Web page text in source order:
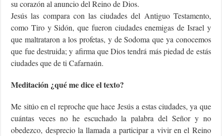
su corazón al anuncio del Reino de Dios.
Jesús las compara con las ciudades del Antiguo Testamento,
como Tiro y Sidón, que fueron ciudades enemigas de Israel y
que maltrataron a los profetas, y de Sodoma que ya conocemos
que fue destruida; y afirma que Dios tendrá más piedad de estás
ciudades que de ti Cafarnaún.
Meditación ¿qué me dice el texto?
Me sitúo en el reproche que hace Jesús a estas ciudades, ya que
cuántas veces no he escuchado la palabra del Señor y no
obedezco, desprecio la llamada a participar a vivir en el Reino